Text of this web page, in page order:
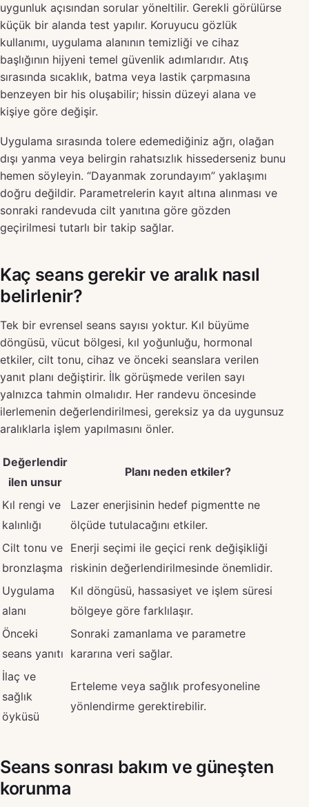
uygunluk açısından sorular yöneltilir. Gerekli görülürse
küçük bir alanda test yapılır. Koruyucu gözlük
kullanımı, uygulama alanının temizliği ve cihaz
başlığının hijyeni temel güvenlik adımlarıdır. Atış
sırasında sıcaklık, batma veya lastik çarpmasına
benzeyen bir his oluşabilir; hissin düzeyi alana ve
kişiye göre değişir.
Uygulama sırasında tolere edemediğiniz ağrı, olağan
dışı yanma veya belirgin rahatsızlık hissederseniz bunu
hemen söyleyin. “Dayanmak zorundayım” yaklaşımı
doğru değildir. Parametrelerin kayıt altına alınması ve
sonraki randevuda cilt yanıtına göre gözden
geçirilmesi tutarlı bir takip sağlar.
Kaç seans gerekir ve aralık nasıl
belirlenir?
Tek bir evrensel seans sayısı yoktur. Kıl büyüme
döngüsü, vücut bölgesi, kıl yoğunluğu, hormonal
etkiler, cilt tonu, cihaz ve önceki seanslara verilen
yanıt planı değiştirir. İlk görüşmede verilen sayı
yalnızca tahmin olmalıdır. Her randevu öncesinde
ilerlemenin değerlendirilmesi, gereksiz ya da uygunsuz
aralıklarla işlem yapılmasını önler.
Değerlendir
ilen unsur
Planı neden etkiler?
Kıl rengi ve
kalınlığı
Lazer enerjisinin hedef pigmentte ne
ölçüde tutulacağını etkiler.
Cilt tonu ve
bronzlaşma
Enerji seçimi ile geçici renk değişikliği
riskinin değerlendirilmesinde önemlidir.
Uygulama
alanı
Kıl döngüsü, hassasiyet ve işlem süresi
bölgeye göre farklılaşır.
Önceki
seans yanıtı
Sonraki zamanlama ve parametre
kararına veri sağlar.
İlaç ve
sağlık
öyküsü
Erteleme veya sağlık profesyoneline
yönlendirme gerektirebilir.
Seans sonrası bakım ve güneşten
korunma